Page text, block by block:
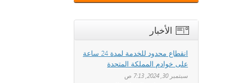
الأخبار
انقطاع محدود للخدمة لمدة 24 ساعة
على خوادم المملكة المتحدة
سبتمبر 30, 2024, 7:13 ص